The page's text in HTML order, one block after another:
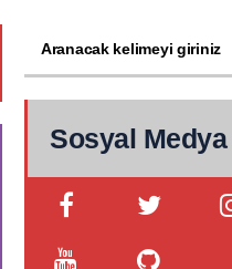
Sosyal Medya